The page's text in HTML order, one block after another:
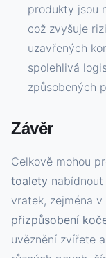
produkty jsou
což zvyšuje
uzavřených
spolehlivá
způsobených
Závěr
Celkově mohou
toalety
vratek, zejména v
přizpůsobení
uvěznění zvířete